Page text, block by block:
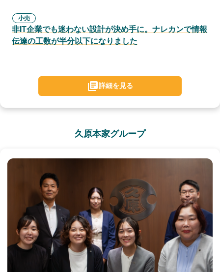
小売
非IT企業でも迷わない設計が決め手に。ナレカンで情報
伝達の工数が半分以下になりました
詳細を見る
久原本家グループ